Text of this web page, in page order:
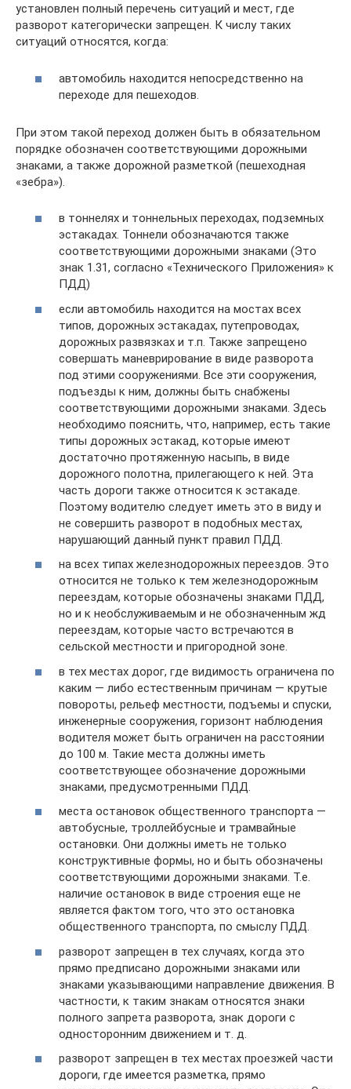
установлен полный перечень ситуаций и мест, где
разворот категорически запрещен. К числу таких
ситуаций относятся, когда:
автомобиль находится непосредственно на
переходе для пешеходов.
При этом такой переход должен быть в обязательном
порядке обозначен соответствующими дорожными
знаками, а также дорожной разметкой (пешеходная
«зебра»).
в тоннелях и тоннельных переходах, подземных
эстакадах. Тоннели обозначаются также
соответствующими дорожными знаками (Это
знак 1.31, согласно «Технического Приложения» к
ПДД)
если автомобиль находится на мостах всех
типов, дорожных эстакадах, путепроводах,
дорожных развязках и т.п. Также запрещено
совершать маневрирование в виде разворота
под этими сооружениями. Все эти сооружения,
подъезды к ним, должны быть снабжены
соответствующими дорожными знаками. Здесь
необходимо пояснить, что, например, есть такие
типы дорожных эстакад, которые имеют
достаточно протяженную насыпь, в виде
дорожного полотна, прилегающего к ней. Эта
часть дороги также относится к эстакаде.
Поэтому водителю следует иметь это в виду и
не совершить разворот в подобных местах,
нарушающий данный пункт правил ПДД.
на всех типах железнодорожных переездов. Это
относится не только к тем железнодорожным
переездам, которые обозначены знаками ПДД,
но и к необслуживаемым и не обозначенным жд
переездам, которые часто встречаются в
сельской местности и пригородной зоне.
в тех местах дорог, где видимость ограничена по
каким — либо естественным причинам — крутые
повороты, рельеф местности, подъемы и спуски,
инженерные сооружения, горизонт наблюдения
водителя может быть ограничен на расстоянии
до 100 м. Такие места должны иметь
соответствующее обозначение дорожными
знаками, предусмотренными ПДД.
места остановок общественного транспорта —
автобусные, троллейбусные и трамвайные
остановки. Они должны иметь не только
конструктивные формы, но и быть обозначены
соответствующими дорожными знаками. Т.е.
наличие остановок в виде строения еще не
является фактом того, что это остановка
общественного транспорта, по смыслу ПДД.
разворот запрещен в тех случаях, когда это
прямо предписано дорожными знаками или
знаками указывающими направление движения. В
частности, к таким знакам относятся знаки
полного запрета разворота, знак дороги с
односторонним движением и т. д.
разворот запрещен в тех местах проезжей части
дороги, где имеется разметка, прямо